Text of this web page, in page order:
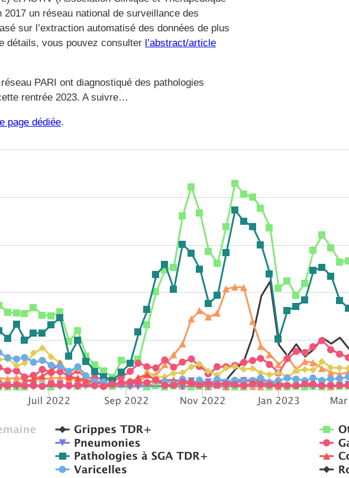
un réseau national de surveillance des
sur l’extraction automatisé des données de plus
détails, vous pouvez consulter l’abstract/article
PARI ont diagnostiqué des pathologies
rentrée 2023. A suivre…
page dédiée.